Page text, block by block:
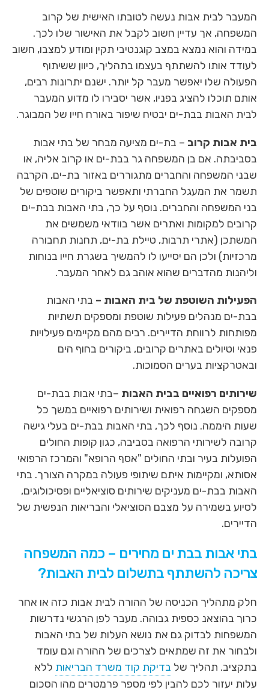
המעבר לבית אבות נעשה לטובתו האישית של קרוב
המשפחה, אך עדיין חשוב לקבל את האישור שלו לכך.
במידה והוא נמצא במצב קוגנטיבי תקין ומודע למצבו, חשוב
לעודד אותו להשתתף בעצמו בתהליך, כיוון ששיתוף
הפעולה שלו יאפשר מעבר קל יותר. ישנם יתרונות רבים,
אותם תוכלו להציג בפניו, אשר יסבירו לו מדוע המעבר
לבית האבות בבת-ים יבטיח שיפור באורח חייו של המבוגר.
בית אבות קרוב – בת-ים מציעה מבחר של בתי אבות
בסביבתה. אם בן המשפחה גר בבת-ים או קרוב אליה, או
שבני המשפחה והחברים מתגוררים באזור בת-ים, הקרבה
תשמר את המעגל החברתי ותאפשר ביקורים שוטפים של
בני המשפחה והחברים. נוסף על כך, בתי האבות בבת-ים
קרובים למקומות ואתרים אשר בוודאי משמשים את
המשתכן (אתרי תרבות, טיילת בת-ים, תחנות תחבורה
מרכזיות) ולכן הם יסייעו לו להמשיך בשגרת חייו בנוחות
וליהנות מהדברים שהוא אוהב גם לאחר המעבר.
הפעילות השוטפת של בית האבות – בתי האבות
בבת-ים מנהלים פעילות שוטפת ומספקים תשתיות
מפותחות לרווחת הדיירים. רבים מהם מקיימים פעילויות
פנאי וטיולים באתרים קרובים, ביקורים בחוף הים
ובאטרקציות בערים הסמוכות.
שירותים רפואיים בבית האבות –בתי אבות בבת-ים
מספקים השגחה רפואית ושירותים רפואיים במשך כל
שעות היממה. נוסף לכך, בתי האבות בבת-ים בעלי גישה
קרובה לשירותי הרפואה בסביבה, כגון קופות החולים
הפועלות בעיר ובתי החולים "אסף הרופא" והמרכז הרפואי
אסותא, ומקיימות איתם שיתופי פעולה במקרה הצורך. בתי
האבות בבת-ים מעניקים שירותים סוציאליים ופסיכולוגים,
לסיוע בשמירה על מצבם הסוציאלי והבריאות הנפשית של
הדיירים.
בתי אבות בבת ים מחירים – כמה המשפחה
צריכה להשתתף בתשלום לבית האבות?
חלק מתהליך הכניסה של ההורה לבית אבות כזה או אחר
כרוך בהוצאנ כספית גבוהה. מעבר לפן הרגשי נדרשות
המשפחות לבדוק גם את נושא העלות של בתי האבות
ולבחור את זה שמתאים לצרכים של ההורה וגם עומד
בתקציב. תהליך של בדיקת קוד משרד הבריאות ללא
עלות יעזור לכם להבין לפי מספר פרמטרים מהו הסכום